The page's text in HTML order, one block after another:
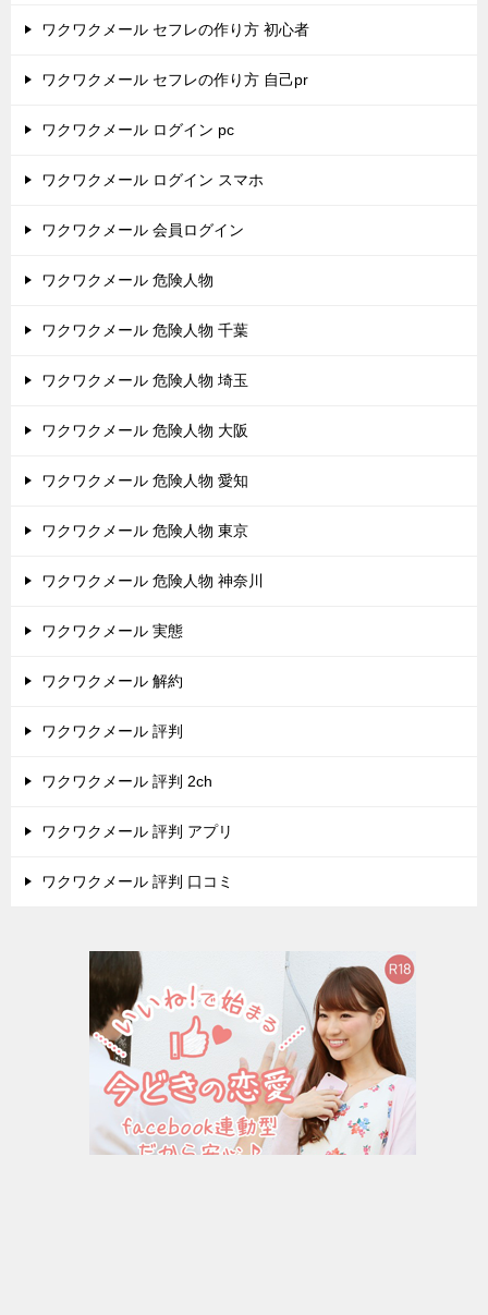
ワクワクメール セフレの作り方 初心者
ワクワクメール セフレの作り方 自己pr
ワクワクメール ログイン pc
ワクワクメール ログイン スマホ
ワクワクメール 会員ログイン
ワクワクメール 危険人物
ワクワクメール 危険人物 千葉
ワクワクメール 危険人物 埼玉
ワクワクメール 危険人物 大阪
ワクワクメール 危険人物 愛知
ワクワクメール 危険人物 東京
ワクワクメール 危険人物 神奈川
ワクワクメール 実態
ワクワクメール 解約
ワクワクメール 評判
ワクワクメール 評判 2ch
ワクワクメール 評判 アプリ
ワクワクメール 評判 口コミ